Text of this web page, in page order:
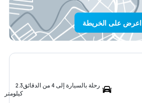
اعرض على الخريطة
رحلة بالسيارة إلى 4 من الدقائق
2.3
كيلومتر